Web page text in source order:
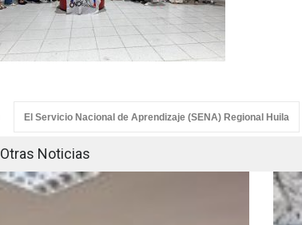
El Servicio Nacional de Aprendizaje (SENA) Regional Huila
Otras Noticias